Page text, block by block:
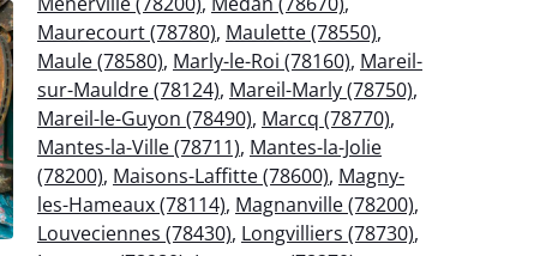
Maurecourt (78780), Maulette (78550),
Maule (78580), Marly-le-Roi (78160), Mareil-
sur-Mauldre (78124), Mareil-Marly (78750),
Mareil-le-Guyon (78490), Marcq (78770),
Mantes-la-Ville (78711), Mantes-la-Jolie
(78200), Maisons-Laffitte (78600), Magny-
les-Hameaux (78114), Magnanville (78200),
Louveciennes (78430), Longvilliers (78730),